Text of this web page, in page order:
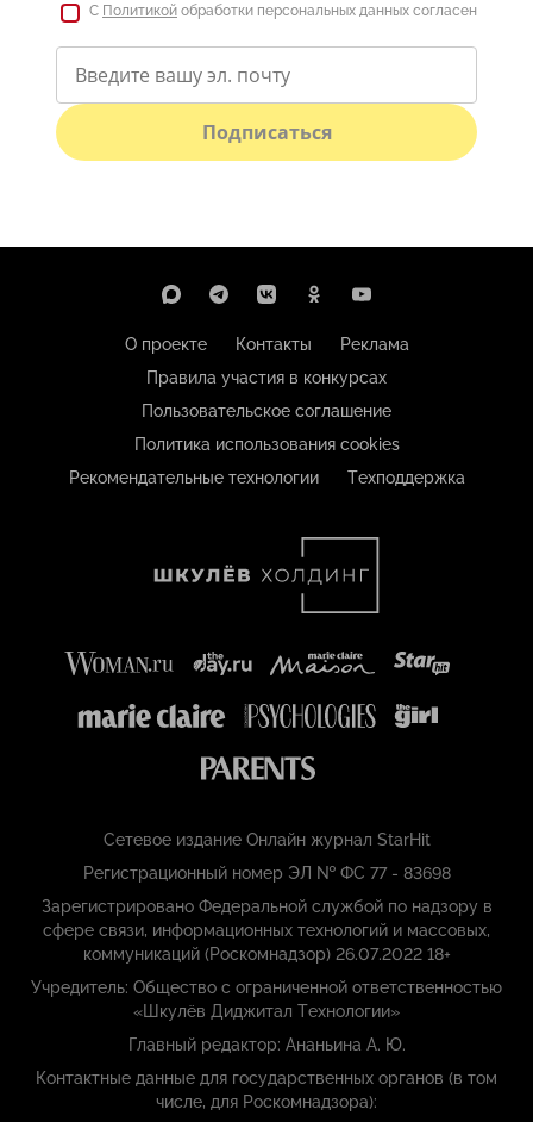
С Политикой обработки персональных данных согласен
Подписаться
О проекте Контакты
Реклама
Правила участия в конкурсах
Пользовательское соглашение
Политика использования cookies
Рекомендательные технологии
Техподдержка
Сетевое издание Онлайн журнал StarHit
Регистрационный номер ЭЛ № ФС 77 - 83698
Зарегистрировано Федеральной службой по надзору в
сфере связи, информационных технологий и массовых,
коммуникаций (Роскомнадзор) 26.07.2022 18+
Учредитель: Общество с ограниченной ответственностью
«Шкулёв Диджитал Технологии»
Главный редактор: Ананьина А. Ю.
Контактные данные для государственных органов (в том
числе, для Роскомнадзора):